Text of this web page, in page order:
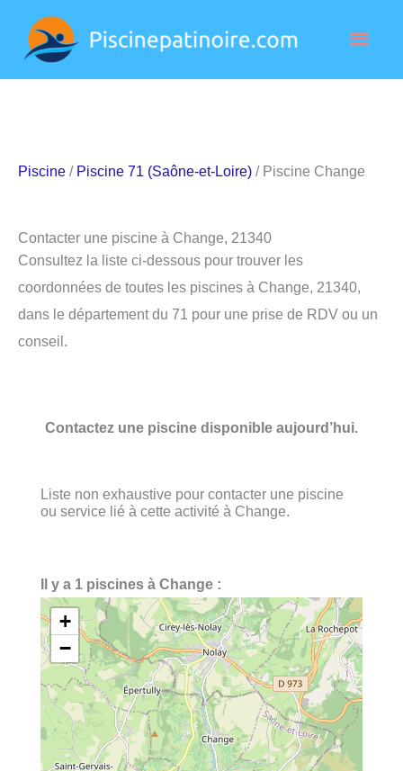
contenu
Piscine / Piscine 71 (Saône-et-Loire) / Piscine Change
Contacter une piscine à Change, 21340
Consultez la liste ci-dessous pour trouver les
coordonnées de toutes les piscines à Change, 21340,
dans le département du 71 pour une prise de RDV ou un
conseil.
Contactez une piscine disponible aujourd’hui.
Liste non exhaustive pour contacter une piscine
ou service lié à cette activité à Change.
Il y a 1 piscines à Change :
+
−